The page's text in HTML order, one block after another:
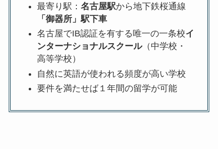
最寄り駅： 名古屋駅から地下鉄桜通線
「御器所」駅下車
名古屋でIB認証を有する唯一の一条校イ
ンターナショナルスクール（中学校・
高等学校）
自然に英語が使われる頻度が高い学校
要件を満たせば１年間の留学が可能